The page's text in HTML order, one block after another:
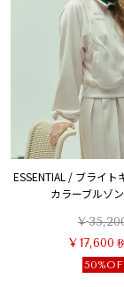
ESSENTIAL / ブライト
カラーブルゾ
¥
¥17,600